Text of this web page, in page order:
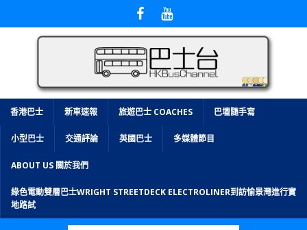
香港巴士 新車速報 旅遊巴士 COACHES 巴壇隨手寫
小型巴士 交通評論 英國巴士 多媒體節目
ABOUT US 關於我們
綠色電動雙層巴士WRIGHT STREETDECK ELECTROLINER到訪愉景灣進行實
地路試